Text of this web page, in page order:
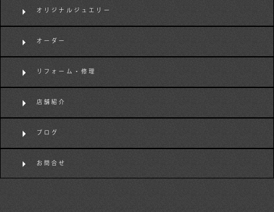
オリジナルジュエリー
オーダー
リフォーム・修理
店舗紹介
ブログ
お問合せ